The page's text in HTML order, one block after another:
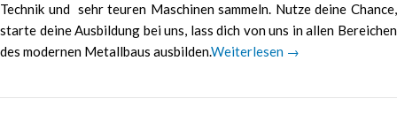
Technik und sehr teuren Maschinen sammeln. Nutze deine Chance,
starte deine Ausbildung bei uns, lass dich von uns in allen Bereichen
des modernen Metallbaus ausbilden.Weiterlesen →